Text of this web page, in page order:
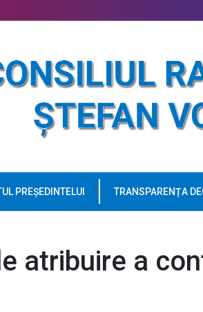
PREȘEDINTELUI TRANSPARENȚA
atribuire a